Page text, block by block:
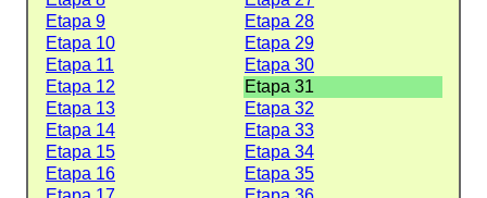
Etapa 9
Etapa 28
Etapa 10
Etapa 29
Etapa 11
Etapa 30
Etapa 12
Etapa 31
Etapa 13
Etapa 32
Etapa 14
Etapa 33
Etapa 15
Etapa 34
Etapa 16
Etapa 35